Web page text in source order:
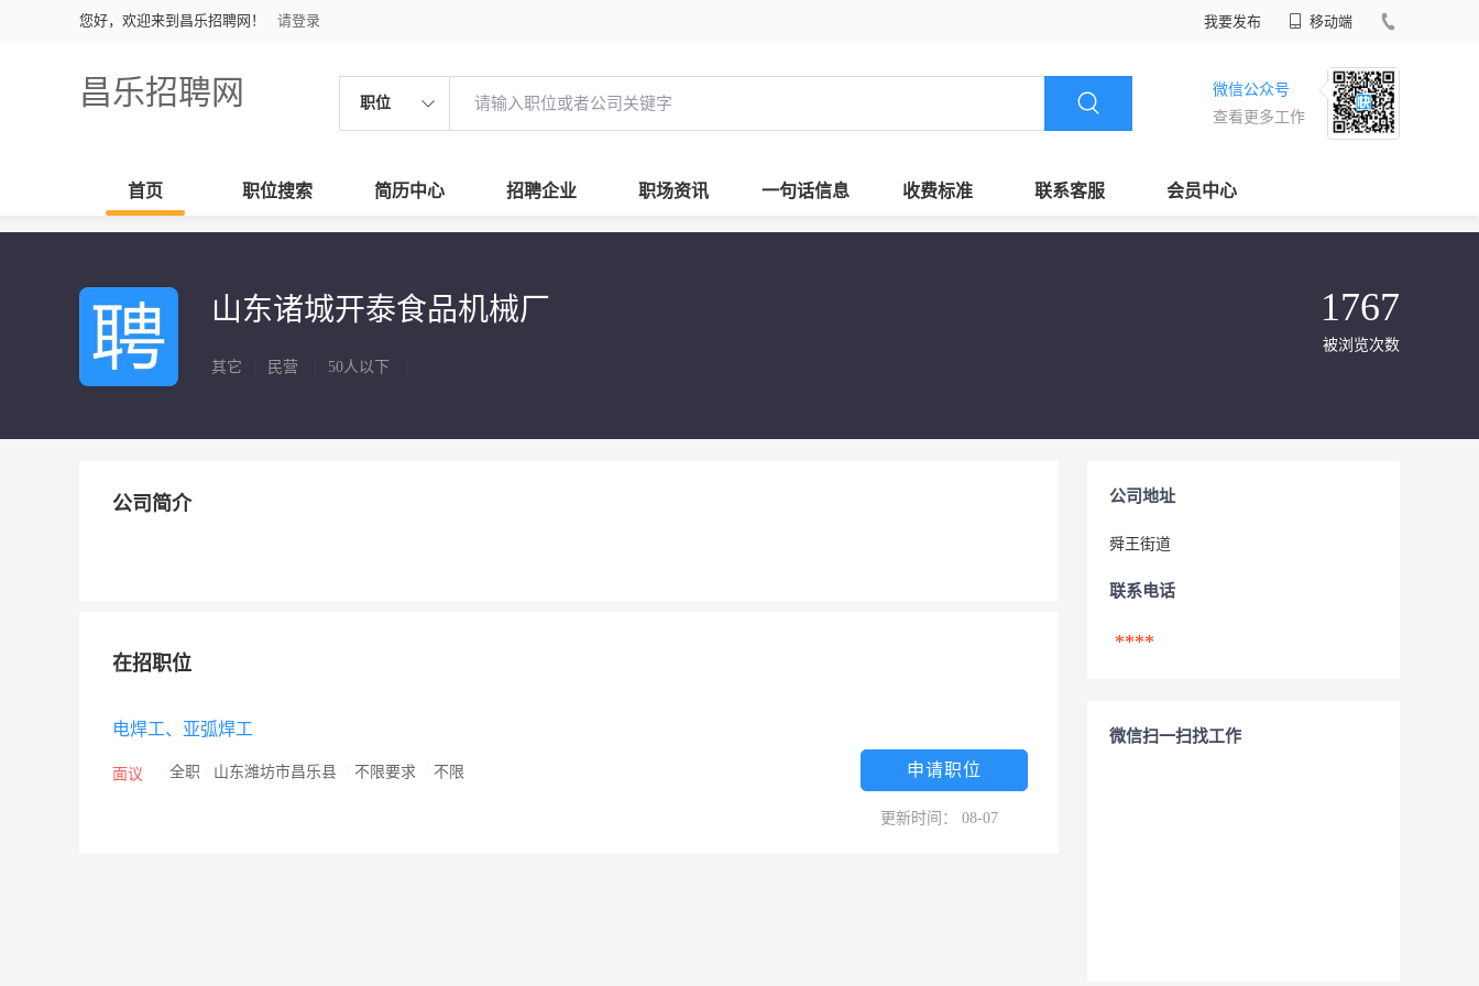
您好，欢迎来到昌乐招聘网！ 请登录 我要发布 移动端
昌乐招聘网 职位
微信公众号
查看更多工作
首页 职位搜索 简历中心 招聘企业 职场资讯 一句话信息 收费标准 联系客服 会员中心
山东诸城开泰食品机械厂
其它 民营 50人以下
1767
被浏览次数
公司简介
在招职位
电焊工、亚弧焊工
面议 全职 山东潍坊市昌乐县 不限要求 不限 申请职位
更新时间： 08-07
公司地址
舜王街道
联系电话
****
微信扫一扫找工作